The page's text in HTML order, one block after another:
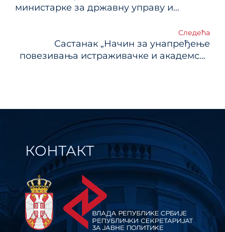
чланка
министарке за државну управу и
Следећа
Састанак „Начин за унапређење
повезивања истраживачке и академске
КОНТАКТ